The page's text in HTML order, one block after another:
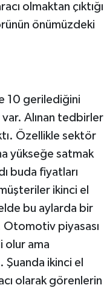
olmaktan çıktığı
önümüzdeki
10 gerilediğini
Alınan tedbirler
Özellikle sektör
yükseğe satmak
buda fiyatları
ikinci el
bu aylarda bir
Otomotiv piyasası
olur ama
ikinci el
olarak görenlerin